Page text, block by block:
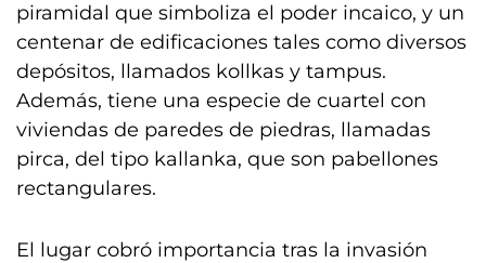
piramidal que simboliza el poder incaico, y un
centenar de edificaciones tales como diversos
depósitos, llamados kollkas y tampus.
Además, tiene una especie de cuartel con
viviendas de paredes de piedras, llamadas
pirca, del tipo kallanka, que son pabellones
rectangulares.
El lugar cobró importancia tras la invasión